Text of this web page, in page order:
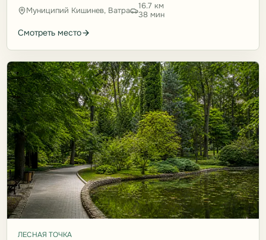
Муниципий Кишинев, Ватра
16.7 км
38 мин
Смотреть место
ЛЕСНАЯ ТОЧКА